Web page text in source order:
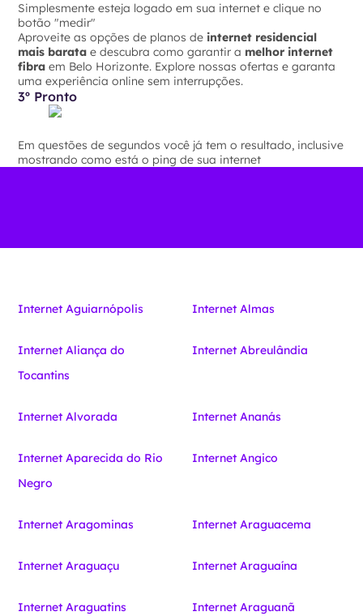
Simplesmente esteja logado em sua internet e clique no
botão "medir"
Aproveite as opções de planos de internet residencial
mais barata e descubra como garantir a melhor internet
fibra em Belo Horizonte. Explore nossas ofertas e garanta
uma experiência online sem interrupções.
3º Pronto
Em questões de segundos você já tem o resultado, inclusive
mostrando como está o ping de sua internet
Internet Aguiarnópolis Internet Almas
Internet Aliança do
Tocantins
Internet Abreulândia
Internet Alvorada Internet Ananás
Internet Aparecida do Rio
Negro
Internet Angico
Internet Aragominas Internet Araguacema
Internet Araguaçu Internet Araguaína
Internet Araguatins Internet Araguanã